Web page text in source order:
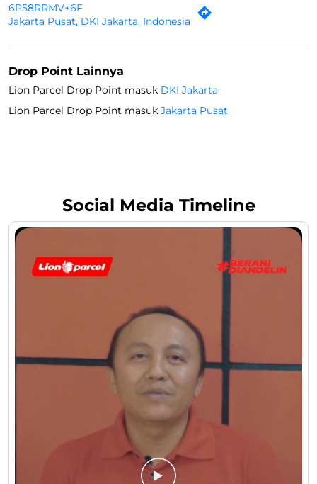
6P58RRMV+6F
Jakarta Pusat, DKI Jakarta, Indonesia
Drop Point Lainnya
Lion Parcel Drop Point masuk DKI Jakarta
Lion Parcel Drop Point masuk Jakarta Pusat
Social Media Timeline